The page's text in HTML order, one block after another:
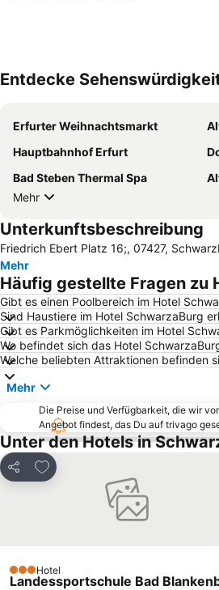
Entdecke
Erfurter Weihnachtsmarkt
Hauptbahnhof Erfurt
Bad Steben Thermal Spa
Mehr
Unterkunftsbeschreibung
Friedrich Ebert Platz 16;, 07427,
Mehr
Häufig gestellte Fragen zu
Gibt es einen Poolbereich im Hotel
Sind Haustiere im Hotel SchwarzaBurg
Gibt es Parkmöglichkeiten im Hotel
Wo befindet sich das Hotel
Welche beliebten Attraktionen befinden
Mehr
Die Preise und Verfügbarkeit, die wir
Angebot findest, das Du auf trivago
Unter den Hotels in
Teilen
Zu Favoriten hinzufügen
3 Sterne
Hotel
Landessportschule Bad